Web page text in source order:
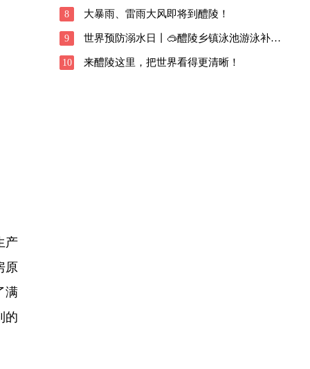
产
原
满
的
8 大暴雨、雷雨大风即将到醴陵！
9 世界预防溺水日丨🥽醴陵乡镇泳池游泳补贴信息请查收→
10 来醴陵这里，把世界看得更清晰！